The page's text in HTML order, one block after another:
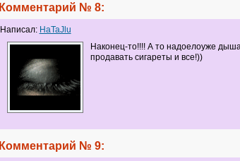
Комментарий № 8:
Написал: HaTaJlu
Наконец-то!!!! А то надоелоуже
продавать сигареты и все!))
Комментарий № 9: